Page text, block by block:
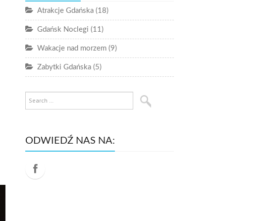
Atrakcje Gdańska (18)
Gdańsk Noclegi (11)
Wakacje nad morzem (9)
Zabytki Gdańska (5)
ODWIEDŹ NAS NA: